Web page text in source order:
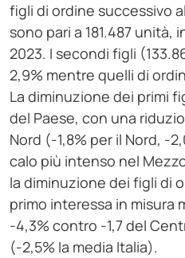
figli di ordine successivo
sono pari a 181.487 unità,
2023. I secondi figli
2,9% mentre quelli di
La diminuzione dei primi
del Paese, con una
Nord (-1,8% per il Nord, -
calo più intenso nel
la diminuzione dei figli di
primo interessa in misura
-4,3% contro -1,7 del
(-2,5% la media Italia).